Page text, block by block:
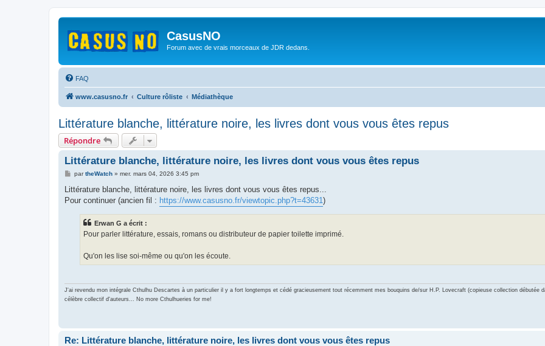
CasusNO
Forum avec de vrais morceaux de JDR dedans.
FAQ
www.casusno.fr Culture rôliste Médiathèque
Littérature blanche, littérature noire, les livres dont vous vous êtes repus
Répondre
Littérature blanche, littérature noire, les livres dont vous vous êtes repus
M
s
a
partheWatch» mer. mars 04, 2026 3:45 pm
Littérature blanche, littérature noire, les livres dont vous vous êtes repus...
Pour continuer (ancien fil : https://www.casusno.fr/viewtopic.php?t=43631)
Erwan G a écrit :
Pour parler littérature, essais, romans ou distributeur de papier toilette imprimé.
Qu'on les lise soi-même ou qu'on les écoute.
J'ai revendu mon intégrale Cthulhu Descartes à un particulier il y a fort longtemps et cédé gracieusement tout récemment mes bouquins de/sur H.P. Lovecraft (copieuse collection débutée
célèbre collectif d'auteurs... No more Cthulhueries for me!
Re: Littérature blanche, littérature noire, les livres dont vous vous êtes repus